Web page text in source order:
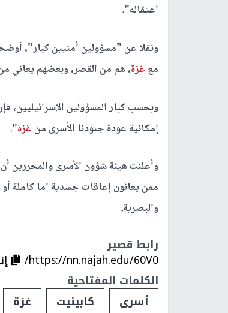
اعتقاله".
ونقلا عن "مسؤولين أمنيين كبار"،
مع غزة، هم من القصر، وبعضهم يعاني
وبحسب كبار المسؤولين
إمكانية عودة جنودنا الأسرى من غزة".
ممن يعانون إعاقات جسدية إما كاملة
والبصرية.
رابط قصير
https://nn.najah.edu/60V0/
الكلمات المفتاحية
أسرى
كابينيت غزة